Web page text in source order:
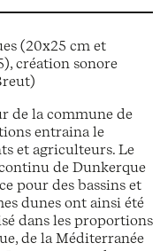
(20x25 cm et
création sonore
de la commune de
entraina le
et agriculteurs. Le
de Dunkerque
pour des bassins et
dunes ont ainsi été
dans les proportions
de la Méditerranée